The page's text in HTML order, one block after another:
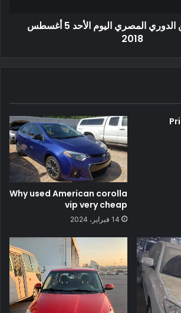
أبرز 5 اخبار عن الدوري المصري اليوم الأحد 5 أغسطس
2018
Why used American corolla
vip very cheap
14 فبراير، 2024